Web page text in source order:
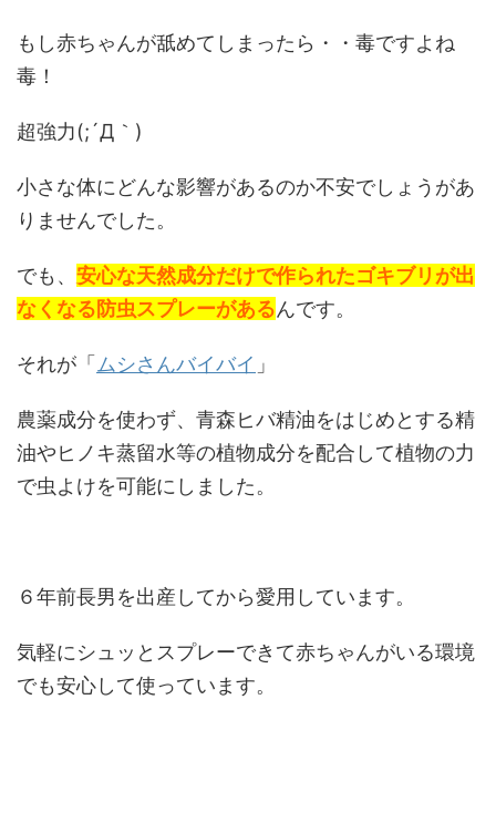
もし赤ちゃんが舐めてしまったら・・毒ですよね
毒！
超強力(;´Д｀)
小さな体にどんな影響があるのか不安でしょうがあ
りませんでした。
でも、 安心な天然成分だけで作られたゴキブリが出
なくなる防虫スプレーがあるんです。
それが「 ムシさんバイバイ 」
農薬成分を使わず、青森ヒバ精油をはじめとする精
油やヒノキ蒸留水等の植物成分を配合して植物の力
で虫よけを可能にしました。
６年前長男を出産してから愛用しています。
気軽にシュッとスプレーできて赤ちゃんがいる環境
でも安心して使っています。